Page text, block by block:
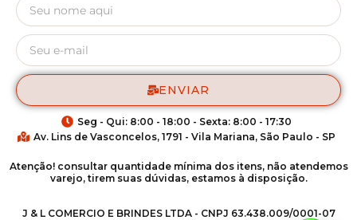
ENVIAR
Seg - Qui: 8:00 - 18:00 - Sexta: 8:00 - 17:30
Av. Lins de Vasconcelos, 1791 - Vila Mariana, São Paulo - SP
Atenção! consultar quantidade mínima dos itens, não atendemos
varejo, tirem suas dúvidas, estamos à disposição.
J & L COMERCIO E BRINDES LTDA - CNPJ 63.438.009/0001-07